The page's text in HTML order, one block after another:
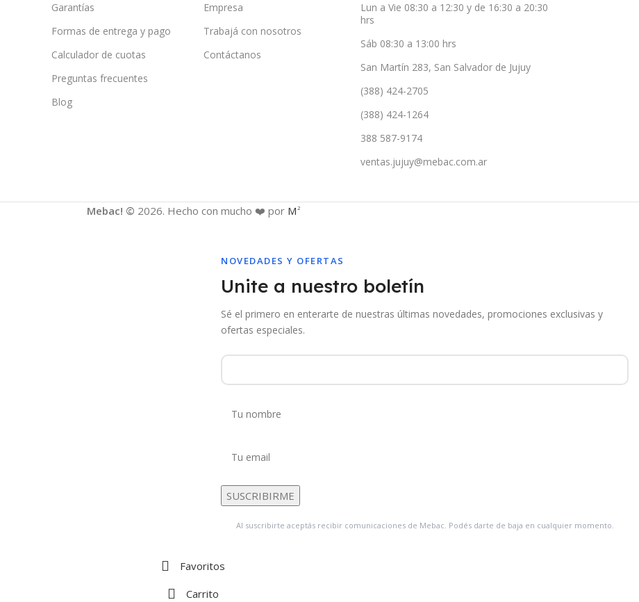
Garantías
Formas de entrega y pago
Calculador de cuotas
Preguntas frecuentes
Blog
Empresa
Trabajá con nosotros
Contáctanos
Lun a Vie 08:30 a 12:30 y de 16:30 a 20:30
hrs
Sáb 08:30 a 13:00 hrs
San Martín 283, San Salvador de Jujuy
(388) 424-2705
(388) 424-1264
388 587-9174
ventas.jujuy@mebac.com.ar
Mebac! © 2026. Hecho con mucho ❤️ por M 2
NOVEDADES Y OFERTAS
Unite a nuestro boletín
Sé el primero en enterarte de nuestras últimas novedades, promociones exclusivas y
ofertas especiales.
Al suscribirte aceptás recibir comunicaciones de Mebac. Podés darte de baja en cualquier momento.
Favoritos
Carrito